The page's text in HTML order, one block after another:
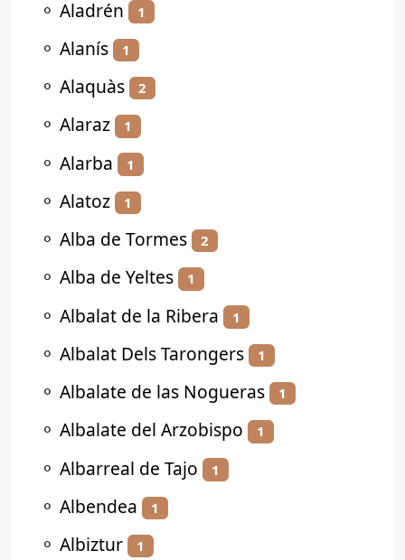
⚬ Aladrén 1
⚬ Alanís 1
⚬ Alaquàs 2
⚬ Alaraz 1
⚬ Alarba 1
⚬ Alatoz 1
⚬ Alba de Tormes 2
⚬ Alba de Yeltes 1
⚬ Albalat de la Ribera 1
⚬ Albalat Dels Tarongers 1
⚬ Albalate de las Nogueras 1
⚬ Albalate del Arzobispo 1
⚬ Albarreal de Tajo 1
⚬ Albendea 1
⚬ Albiztur 1